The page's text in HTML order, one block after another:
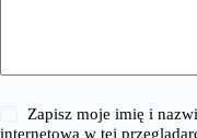
Zapisz moje imię i
internetową w tej